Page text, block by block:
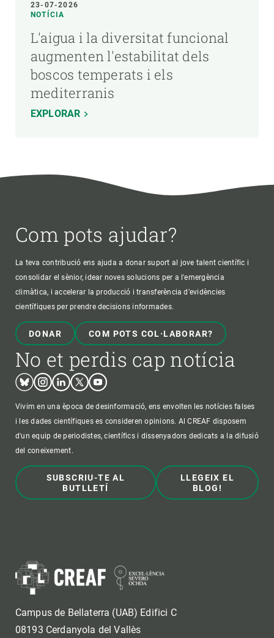
23-07-2026
NOTÍCIA
L'aigua i la diversitat funcional
augmenten l'estabilitat dels
boscos temperats i els
mediterranis
EXPLORAR
Com pots ajudar?
La teva contribució ens ajuda a donar suport al jove talent científic i
consolidar el sènior, idear noves solucions per a l'emergència
climàtica, i accelerar la producció i transferència d’evidències
científiques per prendre decisions informades.
DONAR COM POTS COL·LABORAR?
No et perdis cap notícia
BlueskyInstagram
LinkedinTwitterYoutube
Vivim en una època de desinformació, ens envolten les notícies falses
i les dades científiques es consideren opinions. Al CREAF disposem
d'un equip de periodistes, científics i dissenyadors dedicats a la difusió
del coneixement.
SUBSCRIU-TE AL
BUTLLETÍ
LLEGEIX EL
BLOG!
Campus de Bellaterra (UAB) Edifici C
08193 Cerdanyola del Vallès